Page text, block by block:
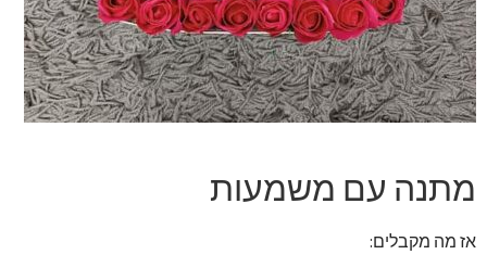
זר מתוק
בלונים בראשון לציון
תשלום
מחירון משלוחי בלונים
מתנה עם משמעות
אז מה מקבלים: